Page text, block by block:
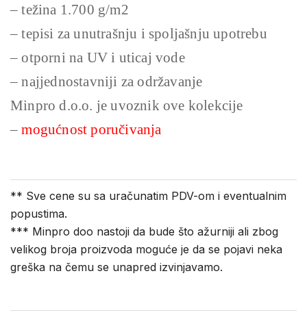
– težina 1.700 g/m2
– tepisi za unutrašnju i spoljašnju upotrebu
– otporni na UV i uticaj vode
– najjednostavniji za održavanje
Minpro d.o.o. je uvoznik ove kolekcije
–mogućnost poručivanja
** Sve cene su sa uračunatim PDV-om i eventualnim
popustima.
*** Minpro doo nastoji da bude što ažurniji ali zbog
velikog broja proizvoda moguće je da se pojavi neka
greška na čemu se unapred izvinjavamo.